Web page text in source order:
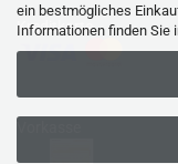
ein bestmögliches
Informationen finden Sie
Kreditkarte